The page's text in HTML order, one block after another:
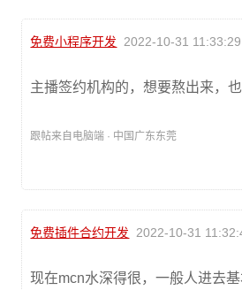
免费小程序开发 2022-10-31 11:33:29
主播签约机构的，想要熬出来，
跟帖来自电脑端 · 中国广东东莞
免费插件合约开发 2022-10-31
现在mcn水深得很，一般人进去